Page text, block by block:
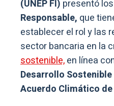
(UNEP FI) presentó los
Responsable, que
establecer el rol y las
sector bancaria en la
sostenible,en línea
Desarrollo Sostenible
Acuerdo Climático